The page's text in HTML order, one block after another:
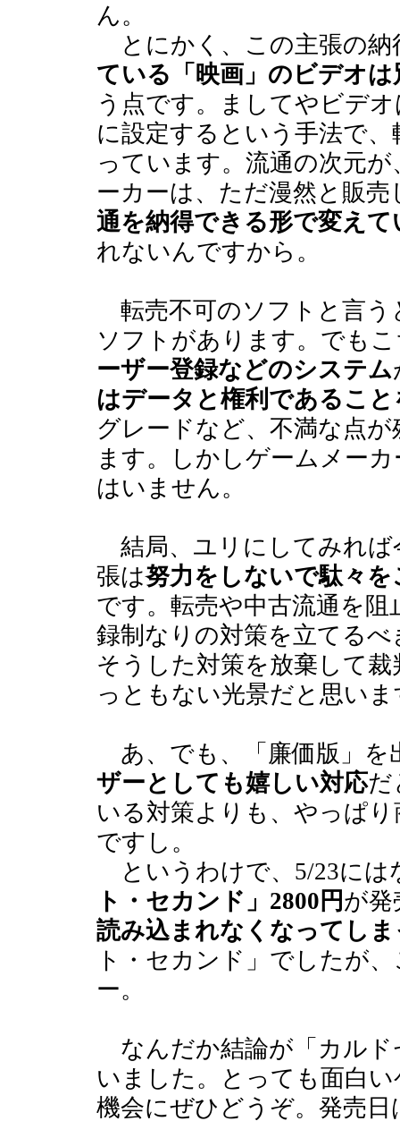
ん。
とにかく、この主張の納
ている「映画」のビデオ
う点です。ましてやビデ
に設定するという手法で
っています。流通の次元
ーカーは、ただ漫然と販
通を納得できる形で変えて
れないんですから。
転売不可のソフトと言う
ソフトがあります。でも
ーザー登録などのシステム
はデータと権利であること
グレードなど、不満な点
ます。しかしゲームメー
はいません。
結局、ユリにしてみれば
張は努力をしないで駄々
です。転売や中古流通を
録制なりの対策を立てる
そうした対策を放棄して
っともない光景だと思いま
あ、でも、「廉価版」を
ザーとしても嬉しい対応だ
いる対策よりも、やっぱり
ですし。
というわけで、5/23には
ト・セカンド」2800円 が発
読み込まれなくなってし
ト・セカンド」でしたが
ー。
なんだか結論が「カルド
いました。とっても面白
機会にぜひどうぞ。発売